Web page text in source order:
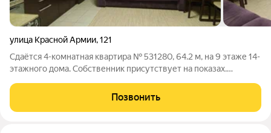
улица Красной Армии,121
Сдаётся 4-комнатная квартира № 531280, 64.2 м, на 9 этаже 14-
этажного дома. Собственник присутствует на показах.
оплачиваются отдельно. По условиям проживания: можно с
детьми, можно с питомцами.
Позвонить